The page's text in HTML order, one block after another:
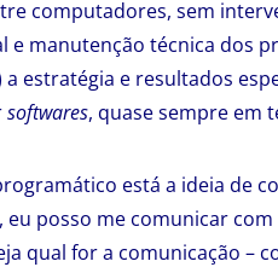
computadores, sem
e manutenção técnica dos
estratégia e resultados
softwares, quase sempre em
está a ideia de
eu posso me comunicar
qual for a comunicação –